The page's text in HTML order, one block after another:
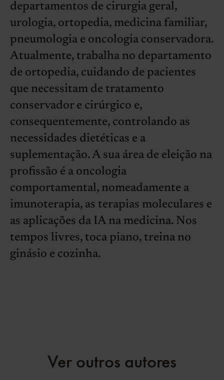
departamentos de cirurgia geral,
urologia, ortopedia, medicina familiar,
pneumologia e oncologia conservadora.
Atualmente, trabalha no departamento
de ortopedia, cuidando de pacientes
que necessitam de tratamento
conservador e cirúrgico e,
consequentemente, controlando as
necessidades dietéticas e a
suplementação. A sua área de eleição na
profissão é a oncologia
comportamental, nomeadamente a
imunoterapia, as terapias moleculares e
as aplicações da IA na medicina. Nos
tempos livres, toca piano, treina no
ginásio e cozinha.
Ver outros autores